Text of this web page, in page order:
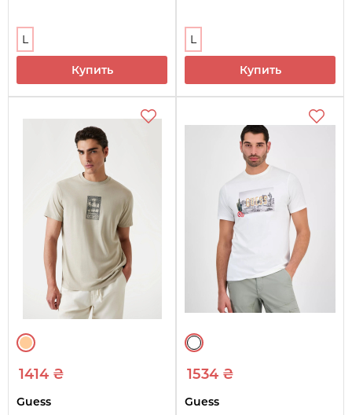
L
Купить
L
Купить
1414 ₴
Guess
1534 ₴
Guess